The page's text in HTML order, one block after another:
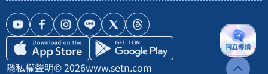
隱私權聲明© 2026www.setn.com